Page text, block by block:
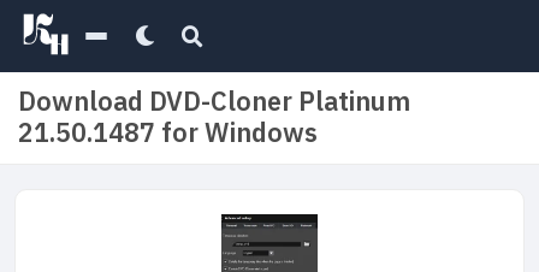
Download DVD-Cloner Platinum
21.50.1487 for Windows